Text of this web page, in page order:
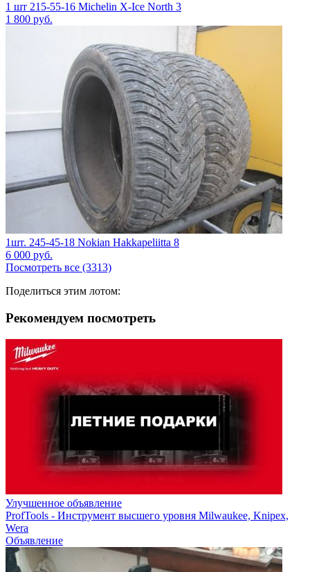
1 шт 215-55-16 Michelin X-Ice North 3
1 800 руб.
1шт. 245-45-18 Nokian Hakkapeliitta 8
6 000 руб.
Посмотреть все (3313)
Поделиться этим лотом:
Рекомендуем посмотреть
Улучшенное объявление
ProfTools - Инструмент высшего уровня Milwaukee, Knipex,
Wera
Объявление